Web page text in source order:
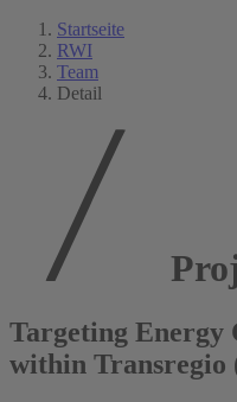
Startseite
RWI
Team
Detail
Targeting Energy
within Transregio